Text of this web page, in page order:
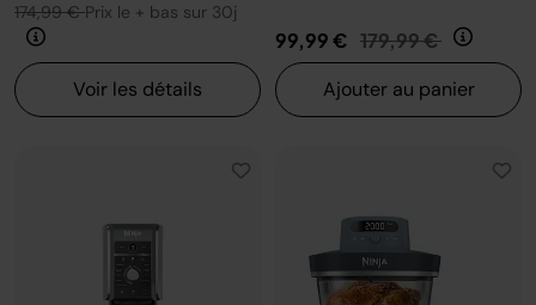
174,99 €Prix le + bas sur 30j
Voir les détails
99,99 € Prix réduit de
179,99 € au
Ajouter au panier